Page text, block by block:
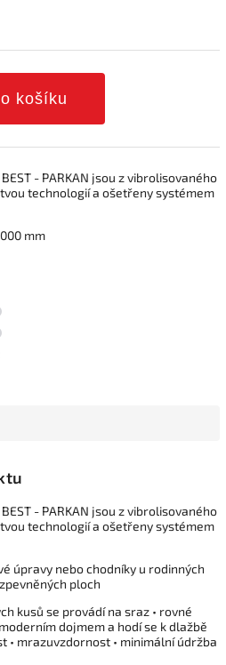
košíku
- PARKAN jsou z vibrolisovaného
technologií a ošetřeny systémem
mm
- PARKAN jsou z vibrolisovaného
technologií a ošetřeny systémem
úpravy nebo chodníky u rodinných
ploch
kusů se provádí na sraz • rovné
dojmem a hodí se k dlažbě
• mrazuvzdornost • minimální údržba